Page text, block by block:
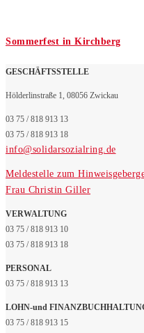
Sommerfest in Kirchberg
GESCHÄFTSSTELLE
Hölderlinstraße 1, 08056 Zwickau
03 75 / 818 913 13
03 75 / 818 913 18
info@solidarsozialring.de
Meldestelle zum
Frau Christin Giller
VERWALTUNG
03 75 / 818 913 10
03 75 / 818 913 18
PERSONAL
03 75 / 818 913 13
LOHN-und
03 75 / 818 913 15